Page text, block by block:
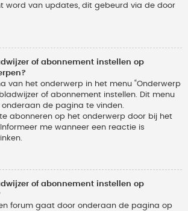
word van updates, dit gebeurd via de door
of abonnement instellen op
van het onderwerp in het menu “Onderwerp
of abonnement instellen. Dit menu
de pagina te vinden.
abonneren op het onderwerp door bij het
me wanneer een reactie is
of abonnement instellen op
forum gaat door onderaan de pagina op